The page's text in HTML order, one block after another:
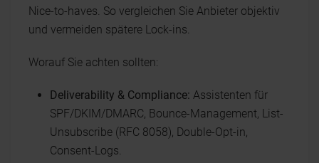
Nice-to-haves. So vergleichen Sie Anbieter objektiv
und vermeiden spätere Lock-ins.
Worauf Sie achten sollten:
Deliverability & Compliance: Assistenten für
SPF/DKIM/DMARC, Bounce-Management, List-
Unsubscribe (RFC 8058), Double-Opt-in,
Consent-Logs.